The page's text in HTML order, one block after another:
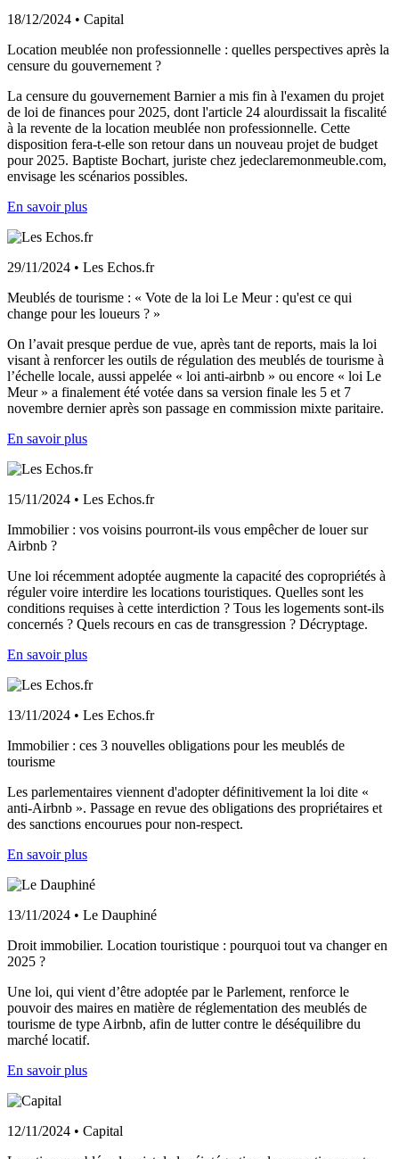
18/12/2024 • Capital
Location meublée non professionnelle : quelles perspectives après la
censure du gouvernement ?
La censure du gouvernement Barnier a mis fin à l'examen du projet
de loi de finances pour 2025, dont l'article 24 alourdissait la fiscalité
à la revente de la location meublée non professionnelle. Cette
disposition fera-t-elle son retour dans un nouveau projet de budget
pour 2025. Baptiste Bochart, juriste chez jedeclaremonmeuble.com,
envisage les scénarios possibles.
En savoir plus
29/11/2024 • Les Echos.fr
Meublés de tourisme : « Vote de la loi Le Meur : qu'est ce qui
change pour les loueurs ? »
On l’avait presque perdue de vue, après tant de reports, mais la loi
visant à renforcer les outils de régulation des meublés de tourisme à
l’échelle locale, aussi appelée « loi anti-airbnb » ou encore « loi Le
Meur » a finalement été votée dans sa version finale les 5 et 7
novembre dernier après son passage en commission mixte paritaire.
En savoir plus
15/11/2024 • Les Echos.fr
Immobilier : vos voisins pourront-ils vous empêcher de louer sur
Airbnb ?
Une loi récemment adoptée augmente la capacité des copropriétés à
réguler voire interdire les locations touristiques. Quelles sont les
conditions requises à cette interdiction ? Tous les logements sont-ils
concernés ? Quels recours en cas de transgression ? Décryptage.
En savoir plus
13/11/2024 • Les Echos.fr
Immobilier : ces 3 nouvelles obligations pour les meublés de
tourisme
Les parlementaires viennent d'adopter définitivement la loi dite «
anti-Airbnb ». Passage en revue des obligations des propriétaires et
des sanctions encourues pour non-respect.
En savoir plus
13/11/2024 • Le Dauphiné
Droit immobilier. Location touristique : pourquoi tout va changer en
2025 ?
Une loi, qui vient d’être adoptée par le Parlement, renforce le
pouvoir des maires en matière de réglementation des meublés de
tourisme de type Airbnb, afin de lutter contre le déséquilibre du
marché locatif.
En savoir plus
12/11/2024 • Capital